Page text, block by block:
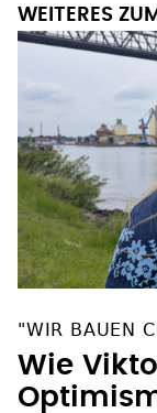
WEITERES
"WIR BAUEN
Wie